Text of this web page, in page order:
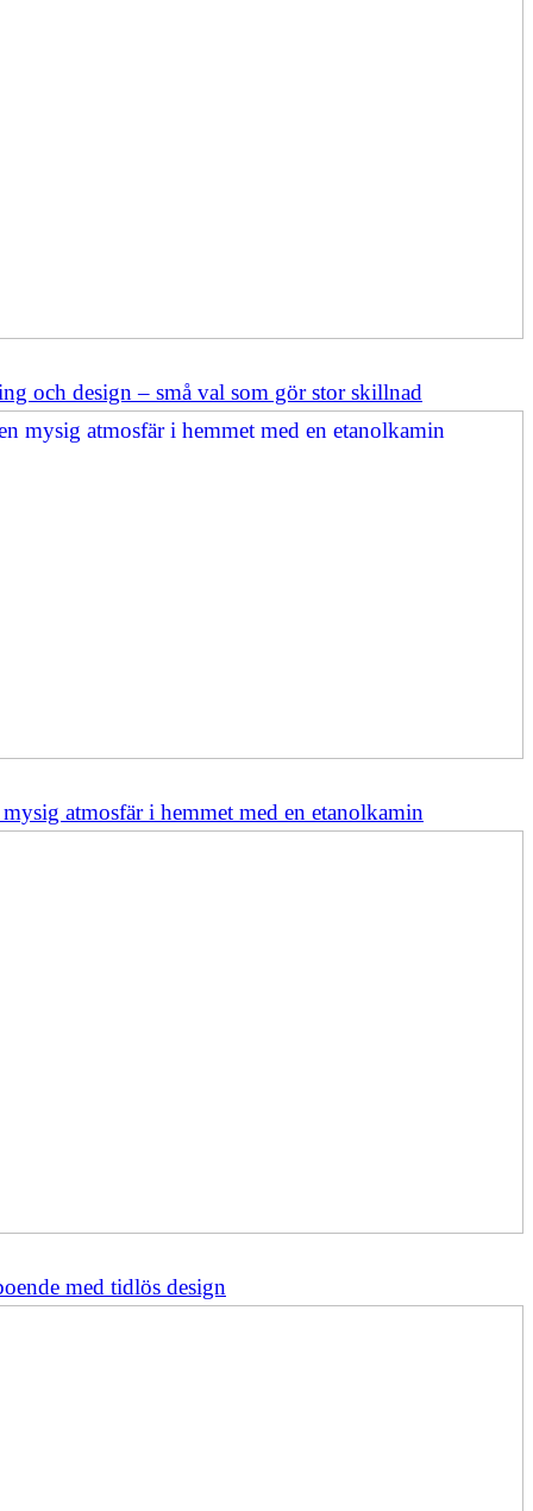
och design – små val som gör stor skillnad
atmosfär i hemmet med en etanolkamin
med tidlös design